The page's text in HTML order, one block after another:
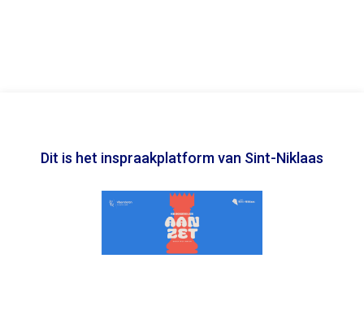
Dit is het inspraakplatform van Sint-Niklaas